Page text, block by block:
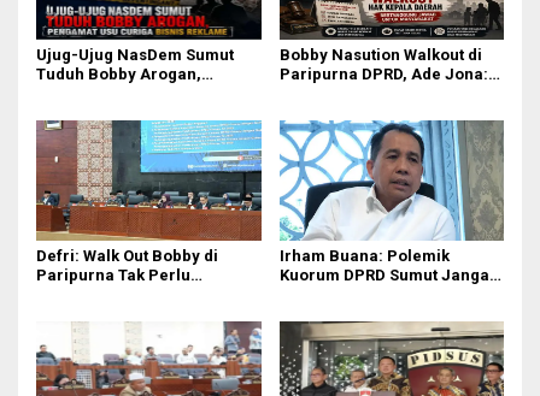
Ujug-Ujug NasDem Sumut
Tuduh Bobby Arogan,
Bobby Nasution Walkout di
Paripurna DPRD, Ade Jona:
Defri: Walk Out Bobby di
Paripurna Tak Perlu
Irham Buana: Polemik
Kuorum DPRD Sumut Jangan